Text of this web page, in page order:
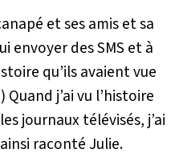
et ses amis et sa
envoyer des SMS et à
qu’ils avaient vue
j’ai vu l’histoire
journaux télévisés, j’ai
raconté Julie.